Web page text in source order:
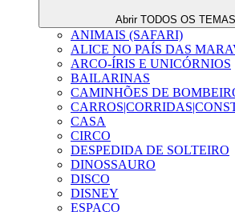
Abrir TODOS OS TEMAS
ANIMAIS (SAFARI)
ALICE NO PAÍS DAS
ARCO-ÍRIS E UNICÓRNIOS
BAILARINAS
CAMINHÕES DE
CASA
CIRCO
DESPEDIDA DE SOLTEIRO
DINOSSAURO
DISCO
DISNEY
ESPAÇO